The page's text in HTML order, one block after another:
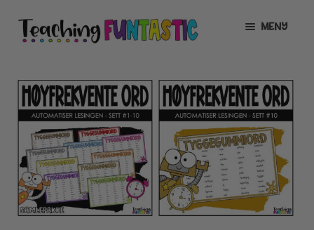
Hopp
til
Hopp
til
MENY
UNDERMENY
MIN KONTO
GRATIS
UTVID
UNDERMENY
BUTIKK
UTVID
UNDERMENY
LISENSER
UTVID